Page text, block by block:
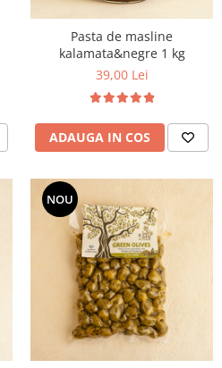
Pasta de masline
kalamata&negre 1 kg
39,00 Lei
ADAUGA IN COS
NOU